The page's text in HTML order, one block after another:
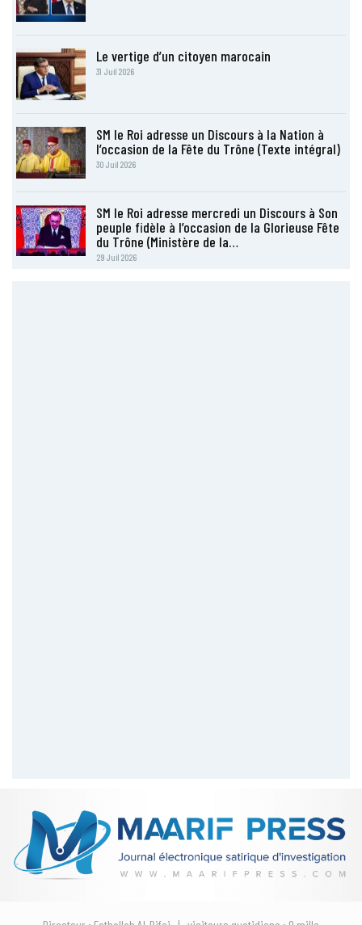
Le vertige d’un citoyen marocain
31 Juil 2026
SM le Roi adresse un Discours à la Nation à
l’occasion de la Fête du Trône (Texte intégral)
30 Juil 2026
SM le Roi adresse mercredi un Discours à Son
peuple fidèle à l’occasion de la Glorieuse Fête
du Trône (Ministère de la…
29 Juil 2026